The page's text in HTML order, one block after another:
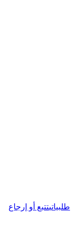
طلبياتيتتبع أو إرجاع